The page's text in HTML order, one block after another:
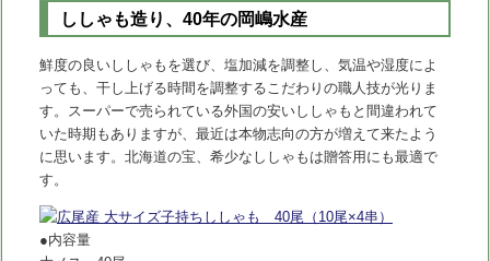
ししゃも造り、40年の岡嶋水産
鮮度の良いししゃもを選び、塩加減を調整し、気温や湿度によ
っても、干し上げる時間を調整するこだわりの職人技が光りま
す。スーパーで売られている外国の安いししゃもと間違われて
いた時期もありますが、最近は本物志向の方が増えて来たよう
に思います。北海道の宝、希少なししゃもは贈答用にも最適で
す。
●内容量